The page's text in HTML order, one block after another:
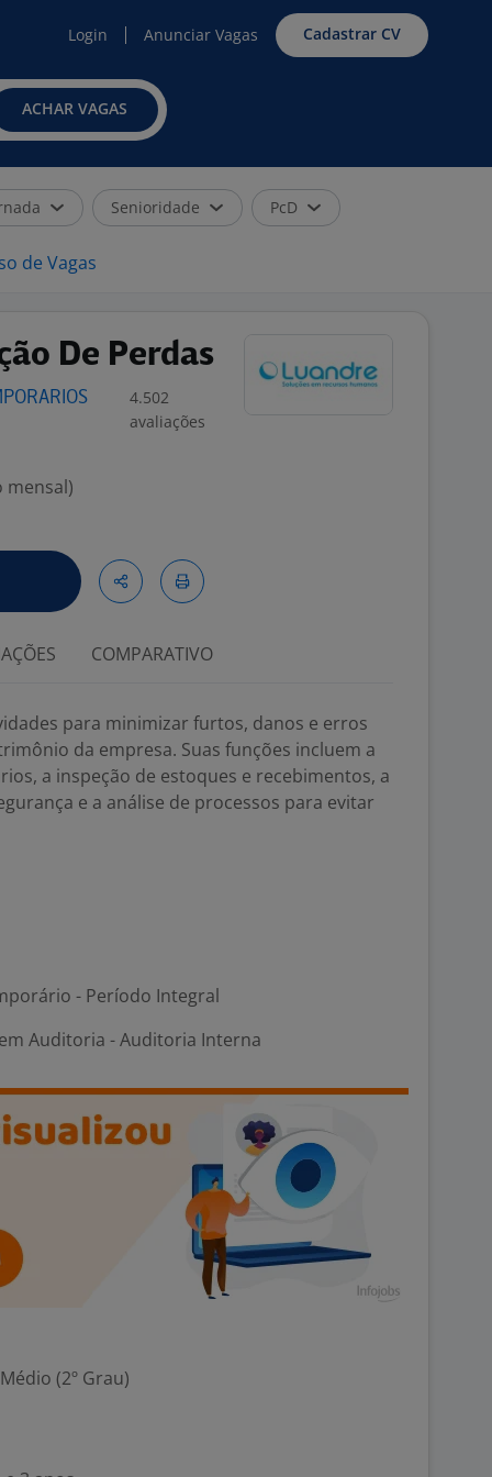
Login Anunciar Vagas Cadastrar CV
ACHAR VAGAS
Senioridade PcD
de Vagas
De Perdas
4.502
avaliações
mensal)
COMPARATIVO
para minimizar furtos, danos e erros
da empresa. Suas funções incluem a
a inspeção de estoques e recebimentos, a
e a análise de processos para evitar
- Período Integral
Auditoria - Auditoria Interna
(2º Grau)